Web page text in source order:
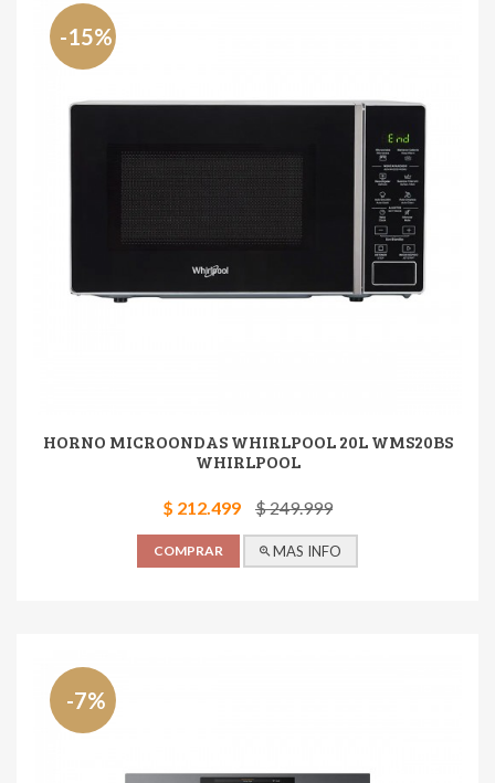
-15%
HORNO MICROONDAS WHIRLPOOL 20L WMS20BS
WHIRLPOOL
$ 212.499 $ 249.999
COMPRAR MAS INFO
-7%